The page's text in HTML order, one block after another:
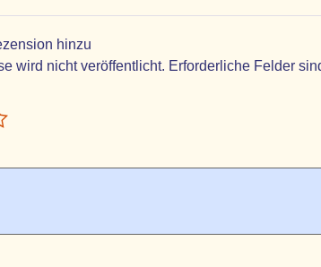
hinzu
wird nicht veröffentlicht. Erforderliche Felder